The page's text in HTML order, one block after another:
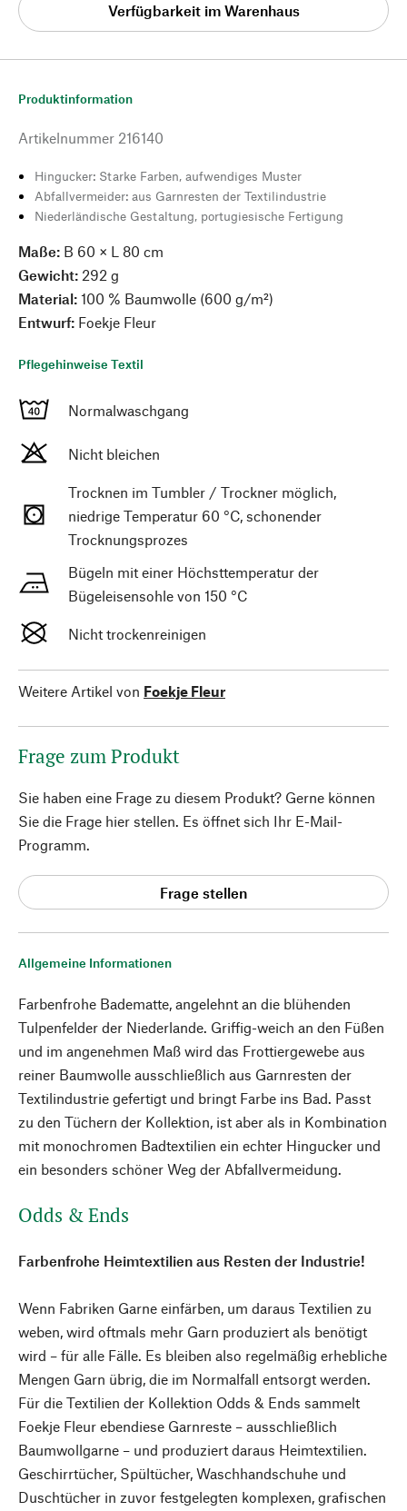
Verfügbarkeit im Warenhaus
Allgemeine Informationen
Farbenfrohe Badematte, angelehnt an die blühenden
Tulpenfelder der Niederlande. Griffig-weich an den Füßen
und im angenehmen Maß wird das Frottiergewebe aus
reiner Baumwolle ausschließlich aus Garnresten der
Textilindustrie gefertigt und bringt Farbe ins Bad. Passt
zu den Tüchern der Kollektion, ist aber als in Kombination
mit monochromen Badtextilien ein echter Hingucker und
ein besonders schöner Weg der Abfallvermeidung.
Odds & Ends
Farbenfrohe Heimtextilien aus Resten der Industrie!
Wenn Fabriken Garne einfärben, um daraus Textilien zu
weben, wird oftmals mehr Garn produziert als benötigt
wird – für alle Fälle. Es bleiben also regelmäßig erhebliche
Mengen Garn übrig, die im Normalfall entsorgt werden.
Für die Textilien der Kollektion Odds & Ends sammelt
Foekje Fleur ebendiese Garnreste – ausschließlich
Baumwollgarne – und produziert daraus Heimtextilien.
Geschirrtücher, Spültücher, Waschhandschuhe und
Duschtücher in zuvor festgelegten komplexen, grafischen
Produktinformation
Artikelnummer 216140
Hingucker: Starke Farben, aufwendiges Muster
Abfallvermeider: aus Garnresten der Textilindustrie
Niederländische Gestaltung, portugiesische Fertigung
Maße: B 60 × L 80 cm
Gewicht: 292 g
Material: 100 % Baumwolle (600 g/m²)
Entwurf: Foekje Fleur
Pflegehinweise Textil
Normalwaschgang
Nicht bleichen
Trocknen im Tumbler / Trockner möglich,
niedrige Temperatur 60 °C, schonender
Trocknungsprozes
Bügeln mit einer Höchsttemperatur der
Bügeleisensohle von 150 °C
Nicht trockenreinigen
Weitere Artikel von Foekje Fleur
Frage zum Produkt
Sie haben eine Frage zu diesem Produkt? Gerne können
Sie die Frage hier stellen. Es öffnet sich Ihr E-Mail-
Programm.
Frage stellen